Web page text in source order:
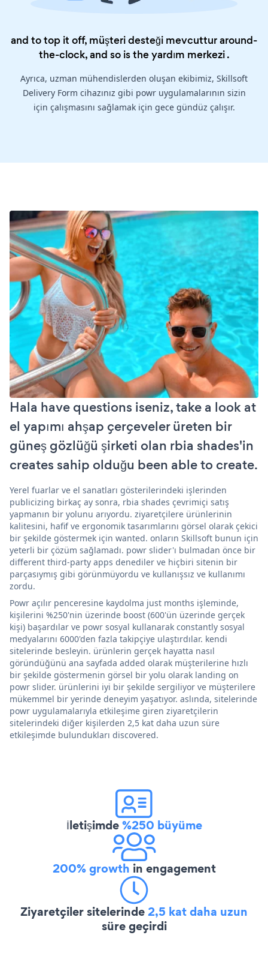
and to top it off, müşteri desteği mevcuttur around-
the-clock, and so is theyardım merkezi.
Ayrıca, uzman mühendislerden oluşan ekibimiz, Skillsoft
Delivery Form cihazınız gibi powr uygulamalarının sizin
için çalışmasını sağlamak için gece gündüz çalışır.
Hala have questions iseniz, take a look at
el yapımı ahşap çerçeveler üreten bir
güneş gözlüğü şirketi olan rbia shades'in
creates sahip olduğu been able to create.
Yerel fuarlar ve el sanatları gösterilerindeki işlerinden
publicizing birkaç ay sonra, rbia shades çevrimiçi satış
yapmanın bir yolunu arıyordu. ziyaretçilere ürünlerinin
kalitesini, hafif ve ergonomik tasarımlarını görsel olarak çekici
bir şekilde göstermek için wanted. onların Skillsoft bunun için
yeterli bir çözüm sağlamadı. powr slider'ı bulmadan önce bir
different third-party apps denediler ve hiçbiri sitenin bir
parçasıymış gibi görünmüyordu ve kullanışsız ve kullanımı
zordu.
Powr açılır penceresine kaydolma just months işleminde,
kişilerini %250'nin üzerinde boost (600'ün üzerinde gerçek
kişi) başardılar ve powr sosyal kullanarak constantly sosyal
medyalarını 6000'den fazla takipçiye ulaştırdılar. kendi
sitelerinde besleyin. ürünlerin gerçek hayatta nasıl
göründüğünü ana sayfada added olarak müşterilerine hızlı
bir şekilde göstermenin görsel bir yolu olarak landing on
powr slider. ürünlerini iyi bir şekilde sergiliyor ve müşterilere
mükemmel bir yerinde deneyim yaşatıyor. aslında, sitelerinde
powr uygulamalarıyla etkileşime giren ziyaretçilerin
sitelerindeki diğer kişilerden 2,5 kat daha uzun süre
etkileşimde bulundukları discovered.
İletişimde%250 büyüme
200% growth in engagement
Ziyaretçiler sitelerinde2,5 kat daha uzun
süre geçirdi